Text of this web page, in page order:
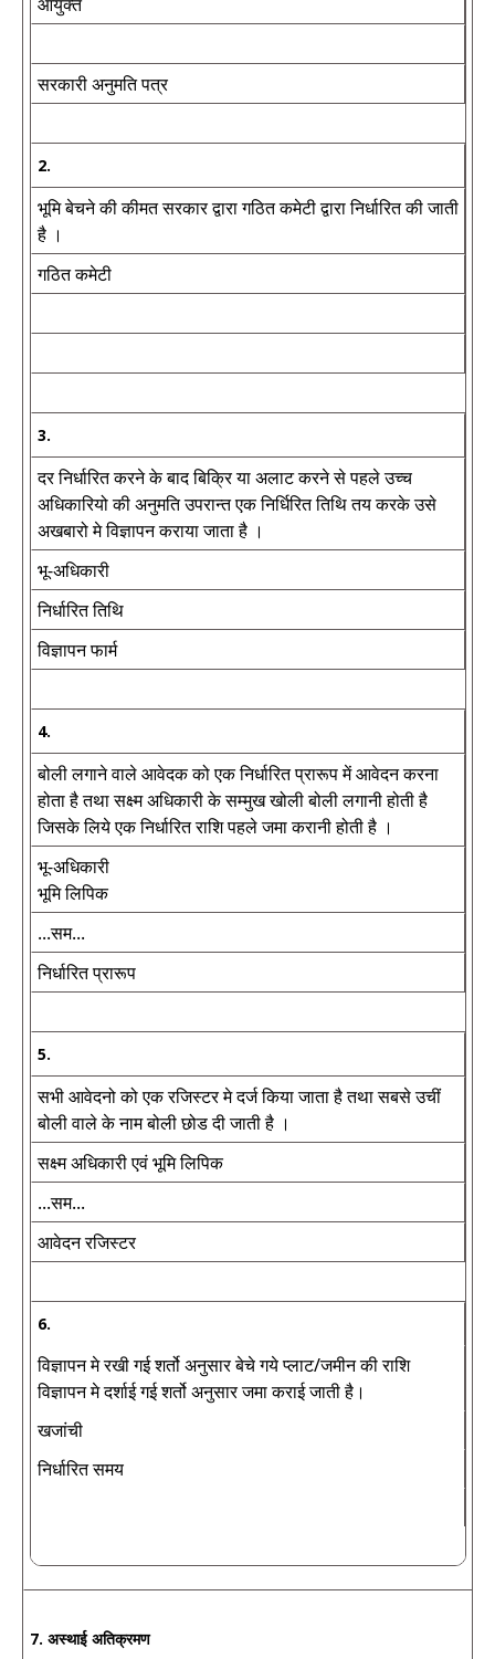
सरकारी अनुमति पत्र
2.
भूमि बेचने की कीमत सरकार द्वारा गठित कमेटी द्वारा निर्धारित की जाती
है ।
गठित कमेटी
3.
दर निर्धारित करने के बाद बिक्रि या अलाट करने से पहले उच्च
अधिकारियो की अनुमति उपरान्त एक निर्धिरित तिथि तय करके उसे
अखबारो मे विज्ञापन कराया जाता है ।
भू-अधिकारी
निर्धारित तिथि
विज्ञापन फार्म
4.
बोली लगाने वाले आवेदक को एक निर्धारित प्रारूप में आवेदन करना
होता है तथा सक्ष्म अधिकारी के सम्मुख खोली बोली लगानी होती है
जिसके लिये एक निर्धारित राशि पहले जमा करानी होती है ।
भू-अधिकारी
भूमि लिपिक
...सम...
निर्धारित प्रारूप
5.
सभी आवेदनो को एक रजिस्टर मे दर्ज किया जाता है तथा सबसे उचीं
बोली वाले के नाम बोली छोड दी जाती है ।
सक्ष्म अधिकारी एवं भूमि लिपिक
...सम...
आवेदन रजिस्टर
6.
विज्ञापन मे रखी गई शर्तो अनुसार बेचे गये प्लाट/जमीन की राशि
विज्ञापन मे दर्शाई गई शर्तो अनुसार जमा कराई जाती है।
खजांची
निर्धारित समय
7. अस्थाई अतिक्रमण